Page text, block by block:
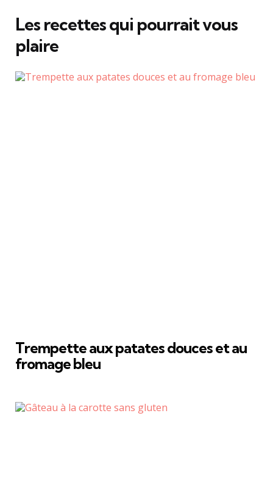
Les recettes qui pourrait vous
plaire
Trempette aux patates douces et au
fromage bleu